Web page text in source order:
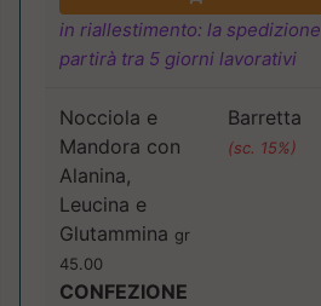
in riallestimento: la spedizione
partirà tra 5 giorni lavorativi
Nocciola e
Mandora con
Alanina,
Leucina e
Glutammina gr
45.00
CONFEZIONE
Barretta
(sc. 15%)